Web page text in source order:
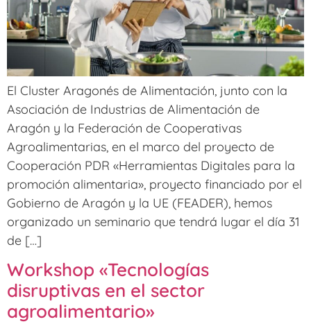
El Cluster Aragonés de Alimentación, junto con la
Asociación de Industrias de Alimentación de
Aragón y la Federación de Cooperativas
Agroalimentarias, en el marco del proyecto de
Cooperación PDR «Herramientas Digitales para la
promoción alimentaria», proyecto financiado por el
Gobierno de Aragón y la UE (FEADER), hemos
organizado un seminario que tendrá lugar el día 31
de […]
Workshop «Tecnologías
disruptivas en el sector
agroalimentario»